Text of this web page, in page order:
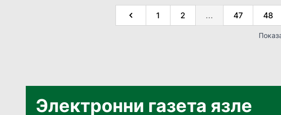
1 2 ... 47 48
Электронни газета язле